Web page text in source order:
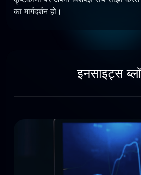
का मार्गदर्शन हो।
इनसाइट्स